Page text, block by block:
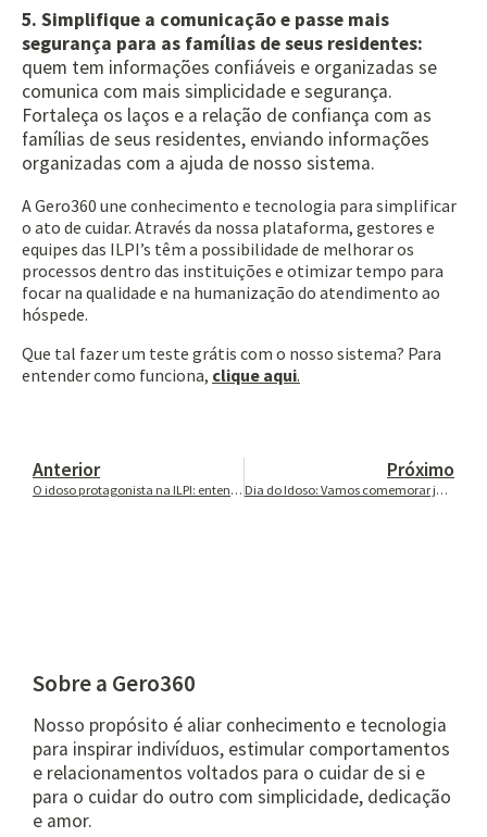
5. Simplifique a comunicação e passe mais
segurança para as famílias de seus residentes:
quem tem informações confiáveis e organizadas se
comunica com mais simplicidade e segurança.
Fortaleça os laços e a relação de confiança com as
famílias de seus residentes, enviando informações
organizadas com a ajuda de nosso sistema.
A Gero360 une conhecimento e tecnologia para simplificar
o ato de cuidar. Através da nossa plataforma, gestores e
equipes das ILPI’s têm a possibilidade de melhorar os
processos dentro das instituições e otimizar tempo para
focar na qualidade e na humanização do atendimento ao
hóspede.
Que tal fazer um teste grátis com o nosso sistema? Para
entender como funciona, clique aqui.
Anterior
O idoso protagonista na ILPI: entenda o atendimento individualizado
Próximo
Dia do Idoso: Vamos comemorar juntos?
Sobre a Gero360
Nosso propósito é aliar conhecimento e tecnologia
para inspirar indivíduos, estimular comportamentos
e relacionamentos voltados para o cuidar de si e
para o cuidar do outro com simplicidade, dedicação
e amor.